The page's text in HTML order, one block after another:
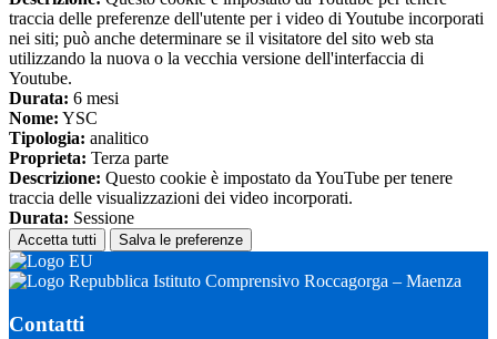
traccia delle preferenze dell'utente per i video di Youtube incorporati
nei siti; può anche determinare se il visitatore del sito web sta
utilizzando la nuova o la vecchia versione dell'interfaccia di
Youtube.
Durata: 6 mesi
Nome: YSC
Tipologia: analitico
Proprieta: Terza parte
Descrizione: Questo cookie è impostato da YouTube per tenere
traccia delle visualizzazioni dei video incorporati.
Durata: Sessione
Accetta tutti Salva le preferenze
Istituto Comprensivo Roccagorga – Maenza
Contatti